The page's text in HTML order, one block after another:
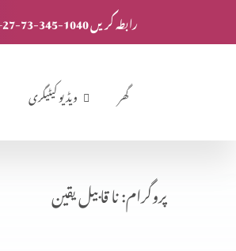
+27-73-345-1040 رابطہ کریں
ویڈیو کیٹیگری گھر
پروگرام: نا قابیل یقین